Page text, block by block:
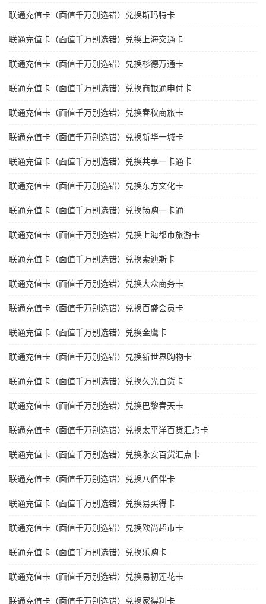
联通充值卡（面值千万别选错）兑换斯玛特卡
联通充值卡（面值千万别选错）兑换上海交通卡
联通充值卡（面值千万别选错）兑换杉德万通卡
联通充值卡（面值千万别选错）兑换商银通申付卡
联通充值卡（面值千万别选错）兑换春秋商旅卡
联通充值卡（面值千万别选错）兑换新华一城卡
联通充值卡（面值千万别选错）兑换共享一卡通卡
联通充值卡（面值千万别选错）兑换东方文化卡
联通充值卡（面值千万别选错）兑换畅购一卡通
联通充值卡（面值千万别选错）兑换上海都市旅游卡
联通充值卡（面值千万别选错）兑换索迪斯卡
联通充值卡（面值千万别选错）兑换大众商务卡
联通充值卡（面值千万别选错）兑换百盛会员卡
联通充值卡（面值千万别选错）兑换金鹰卡
联通充值卡（面值千万别选错）兑换新世界购物卡
联通充值卡（面值千万别选错）兑换久光百货卡
联通充值卡（面值千万别选错）兑换巴黎春天卡
联通充值卡（面值千万别选错）兑换太平洋百货汇点卡
联通充值卡（面值千万别选错）兑换永安百货汇点卡
联通充值卡（面值千万别选错）兑换八佰伴卡
联通充值卡（面值千万别选错）兑换易买得卡
联通充值卡（面值千万别选错）兑换欧尚超市卡
联通充值卡（面值千万别选错）兑换乐购卡
联通充值卡（面值千万别选错）兑换易初莲花卡
联通充值卡（面值千万别选错）兑换家得利卡